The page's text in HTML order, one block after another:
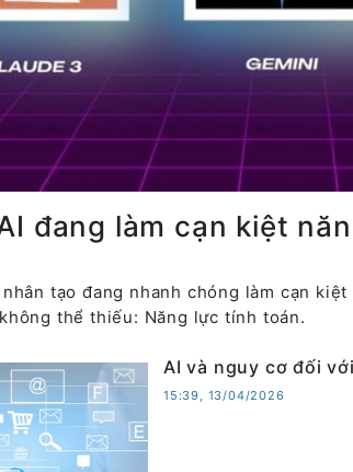
đang làm cạn kiệt
tạo đang nhanh chóng làm cạn
thể thiếu: Năng lực tính toán.
AI và nguy cơ đối
15:39, 13/04/2026